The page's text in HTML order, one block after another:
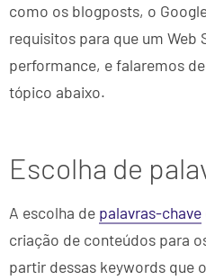
como os blogposts, o
requisitos para que um Web
performance, e falaremos
tópico abaixo.
Escolha de
A escolha de palavras-chave
criação de conteúdos para
partir dessas keywords que